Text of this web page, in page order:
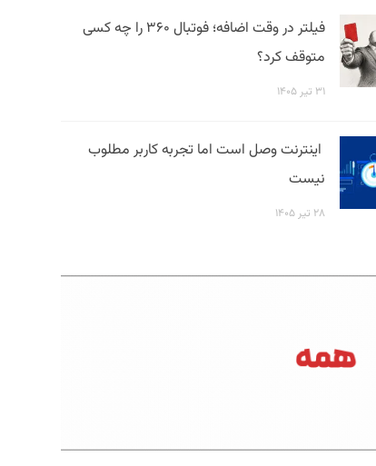
فیلتر در وقت اضافه؛ فوتبال ۳۶۰ را چه کسی
متوقف کرد؟
۳۱ تیر ۱۴۰۵
اینترنت وصل است اما تجربه کاربر مطلوب
نیست
۲۸ تیر ۱۴۰۵